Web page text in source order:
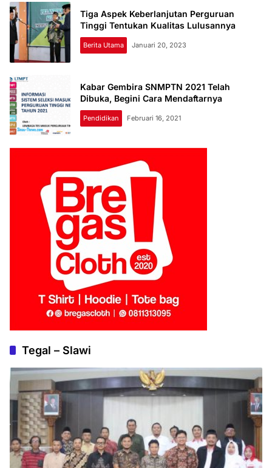
Tiga Aspek Keberlanjutan Perguruan
Tinggi Tentukan Kualitas Lulusannya
Berita Utama Januari 20, 2023
Kabar Gembira SNMPTN 2021 Telah
Dibuka, Begini Cara Mendaftarnya
Pendidikan Februari 16, 2021
Tegal – Slawi